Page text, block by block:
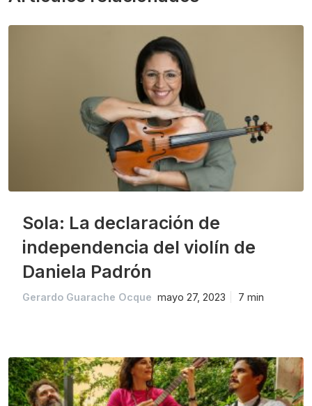
Sola: La declaración de
independencia del violín de
Daniela Padrón
Gerardo Guarache Ocque mayo 27, 2023 7 min